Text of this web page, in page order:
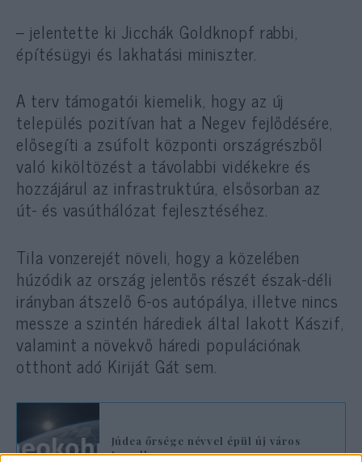
– jelentette ki Jicchák Goldknopf rabbi,
építésügyi és lakhatási miniszter.
A terv támogatói kiemelik, hogy az új
település pozitívan hat a Negev fejlődésére,
elősegíti a zsúfolt központi országrészből
való kiköltözést a távolabbi vidékekre és
hozzájárul az infrastruktúra, elsősorban az
út- és vasúthálózat fejlesztéséhez.
Tila vonzerejét növeli, hogy a közelében
húzódik az ország jelentős részét észak-déli
irányban átszelő 6-os autópálya, illetve nincs
messze a szintén hárediek által lakott Kászif,
valamint a növekvő háredi populációnak
otthont adó Kiriját Gát sem.
Júdea őrsége névvel épül új város
Izraelben